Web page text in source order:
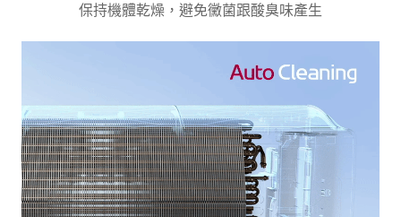
保持機體乾燥，避免黴菌跟酸臭味產生